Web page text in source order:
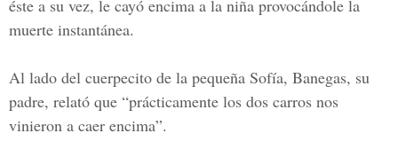
éste a su vez, le cayó encima a la niña provocándole la
muerte instantánea.
Al lado del cuerpecito de la pequeña Sofía, Banegas, su
padre, relató que “prácticamente los dos carros nos
vinieron a caer encima”.